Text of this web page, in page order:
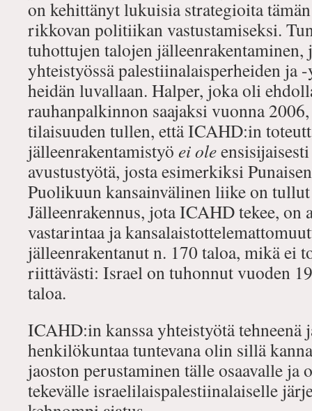
on kehittänyt lukuisia strategioita
rikkovan politiikan vastustamiseksi.
tuhottujen talojen jälleenrakentaminen,
yhteistyössä palestiinalaisperheiden ja
heidän luvallaan. Halper, joka oli
rauhanpalkinnon saajaksi vuonna
tilaisuuden tullen, että ICAHD:in
jälleenrakentamistyö ei ole
avustustyötä, josta esimerkiksi
Puolikuun kansainvälinen liike on
Jälleenrakennus, jota ICAHD tekee, on
vastarintaa ja
jälleenrakentanut n. 170 taloa, mikä ei
riittävästi: Israel on tuhonnut vuoden
taloa.
ICAHD:in kanssa yhteistyötä tehneenä
henkilökuntaa tuntevana olin sillä
jaoston perustaminen tälle osaavalle ja
tekevälle israelilaispalestiinalaiselle